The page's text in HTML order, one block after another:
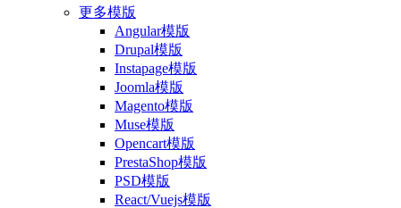
更多模版
Angular模版
Drupal模版
Instapage模版
Joomla模版
Magento模版
Muse模版
Opencart模版
PrestaShop模版
PSD模版
React/Vuejs模版